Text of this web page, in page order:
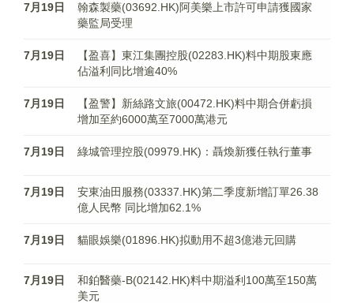
7月19日
翰森製藥(03692.HK)阿美樂上市許可申請獲國家
藥監局受理
7月19日
【盈喜】東江集團控股(02283.HK)料中期股東應
佔溢利同比增逾40%
7月19日
【盈警】新絲路文旅(00472.HK)料中期合併虧損
增加至約6000萬至7000萬港元
7月19日 綠城管理控股(09979.HK)：聶煥新獲任執行董事
7月19日
安東油田服務(03337.HK)第二季度新增訂單26.38
億人民幣 同比增加62.1%
7月19日 貓眼娛樂(01896.HK)拟動用不超3億港元回購
7月19日
和鉑醫藥-B(02142.HK)料中期溢利100萬至150萬
美元